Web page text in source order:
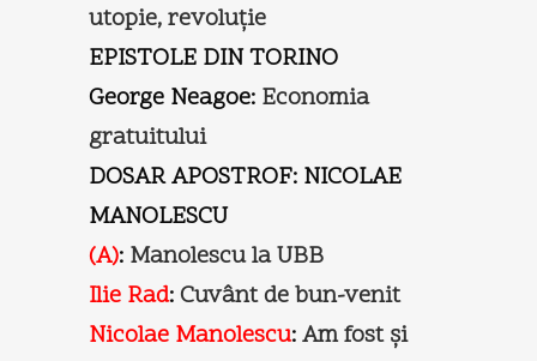
utopie, revoluţie
EPISTOLE DIN TORINO
George Neagoe: Economia
gratuitului
DOSAR APOSTROF: NICOLAE
MANOLESCU
(A): Manolescu la UBB
Ilie Rad: Cuvânt de bun-venit
Nicolae Manolescu:Am fost şi